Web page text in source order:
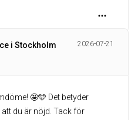
i Stockholm
2026-07-21
🤩🩵 Det betyder
du är nöjd. Tack för